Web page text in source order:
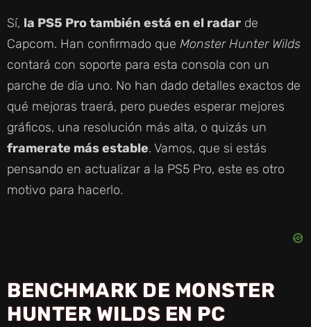
Sí, la PS5 Pro también está en el radar de
Capcom. Han confirmado que Monster Hunter Wilds
contará con soporte para esta consola con un
parche de día uno. No han dado detalles exactos de
qué mejoras traerá, pero puedes esperar mejores
gráficos, una resolución más alta, o quizás un
framerate más estable. Vamos, que si estás
pensando en actualizar a la PS5 Pro, este es otro
motivo para hacerlo.
BENCHMARK DE MONSTER
HUNTER WILDS EN PC